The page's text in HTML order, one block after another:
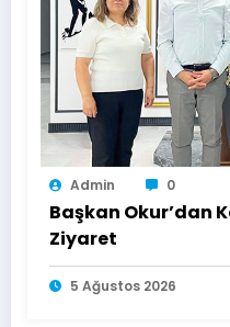
Admin 0
Başkan Okur’dan
Ziyaret
5 Ağustos 2026